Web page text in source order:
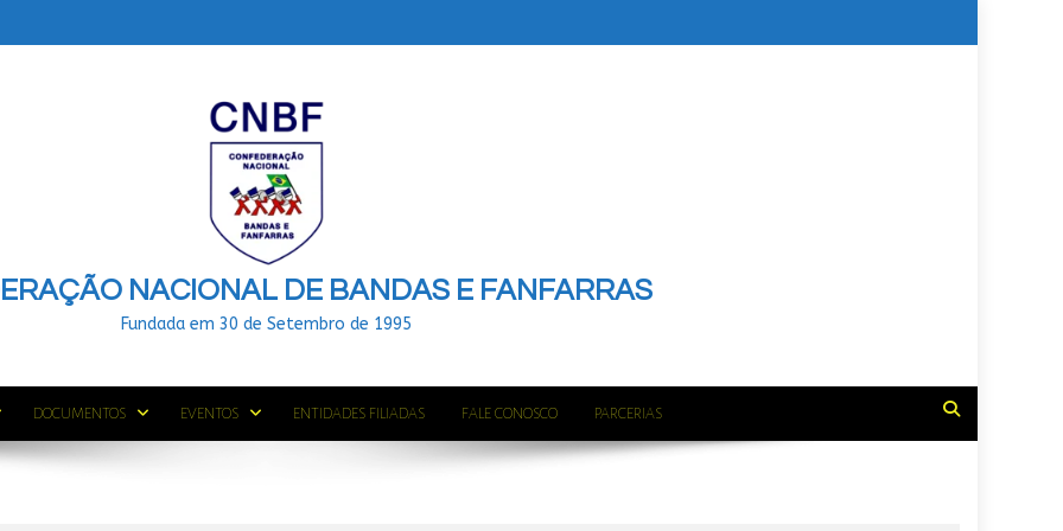
NACIONAL DE BANDAS E FANFARRAS
Fundada em 30 de Setembro de 1995
DOCUMENTOS EVENTOS ENTIDADES FILIADAS FALE CONOSCO PARCERIAS